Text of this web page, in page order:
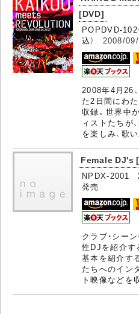
[DVD]
POPDVD-
込） 2008/
2008年4月26
た2日間にわ
収録。世界中
ィストたちが
を楽しみ、歌
Female DJ's
NPDX-2001
発売
クラブ・シー
性DJを紹介す
基本を紹介す
たちへのイン
ト映像などを